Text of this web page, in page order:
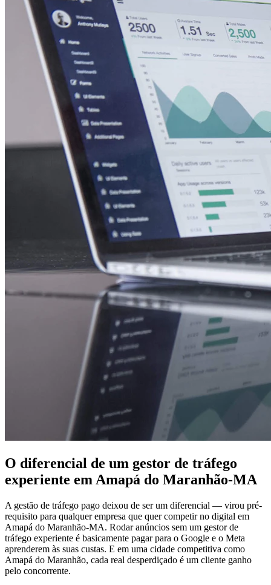
O diferencial de um gestor de tráfego
experiente em Amapá do Maranhão-MA
A gestão de tráfego pago deixou de ser um diferencial — virou pré-
requisito para qualquer empresa que quer competir no digital em
Amapá do Maranhão-MA. Rodar anúncios sem um gestor de
tráfego experiente é basicamente pagar para o Google e o Meta
aprenderem às suas custas. E em uma cidade competitiva como
Amapá do Maranhão, cada real desperdiçado é um cliente ganho
pelo concorrente.